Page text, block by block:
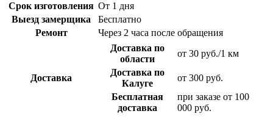
Срок изготовления От 1 дня
Выезд замерщика
Бесплатно
Ремонт
Через 2 часа после обращения
Доставка
Доставка по
области
от 30 руб./1 км
Доставка по
Калуге
от 300 руб.
Бесплатная
доставка
при заказе от 100
000 руб.